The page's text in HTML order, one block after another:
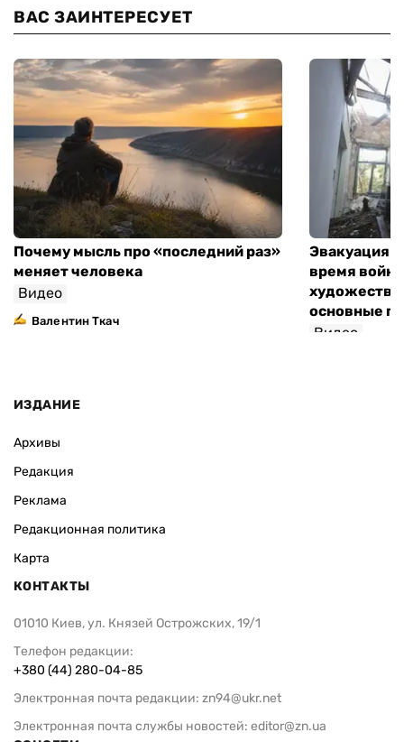
ВАС ЗАИНТЕРЕСУЕТ
Почему мысль про «последний раз»
меняет человека
Видео
Валентин Ткач
Эвакуация
время
основные
Видео
ИЗДАНИЕ
Архивы
Редакция
Реклама
Редакционная политика
Карта
КОНТАКТЫ
01010 Киев, ул. Князей Острожских, 19/1
Телефон редакции:
+380 (44) 280-04-85
Электронная почта редакции: zn94@ukr.net
Электронная почта службы новостей: editor@zn.ua